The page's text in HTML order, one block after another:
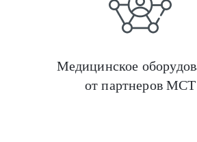
Медицинское
от партнеров МСТ